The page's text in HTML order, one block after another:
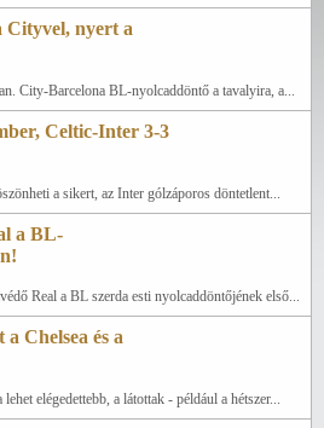
Cityvel, nyert a
City-Barcelona BL-nyolcaddöntő a tavalyira, a...
Celtic-Inter 3-3
a sikert, az Inter gólzáporos döntetlent...
a BL-
Real a BL szerda esti nyolcaddöntőjének első...
Chelsea és a
elégedettebb, a látottak - például a hétszer...